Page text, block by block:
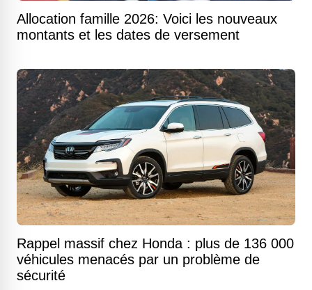
Allocation famille 2026: Voici les nouveaux
montants et les dates de versement
Rappel massif chez Honda : plus de 136 000
véhicules menacés par un problème de
sécurité